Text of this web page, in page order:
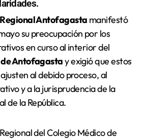
Antofagasta manifestó
su preocupación por los
en curso al interior del
Antofagastay exigió que estos
al debido proceso, al
y a la jurisprudencia de la
de la República.
del Colegio Médico de